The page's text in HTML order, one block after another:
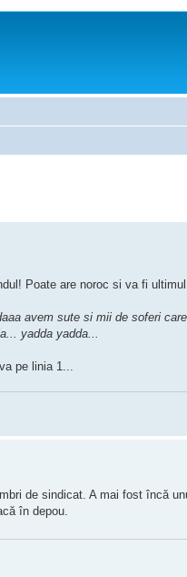
Poate are noroc si va fi
avem sute si mii de soferi
yadda yadda...
pe linia 1...
de sindicat. A mai fost încă
în depou.